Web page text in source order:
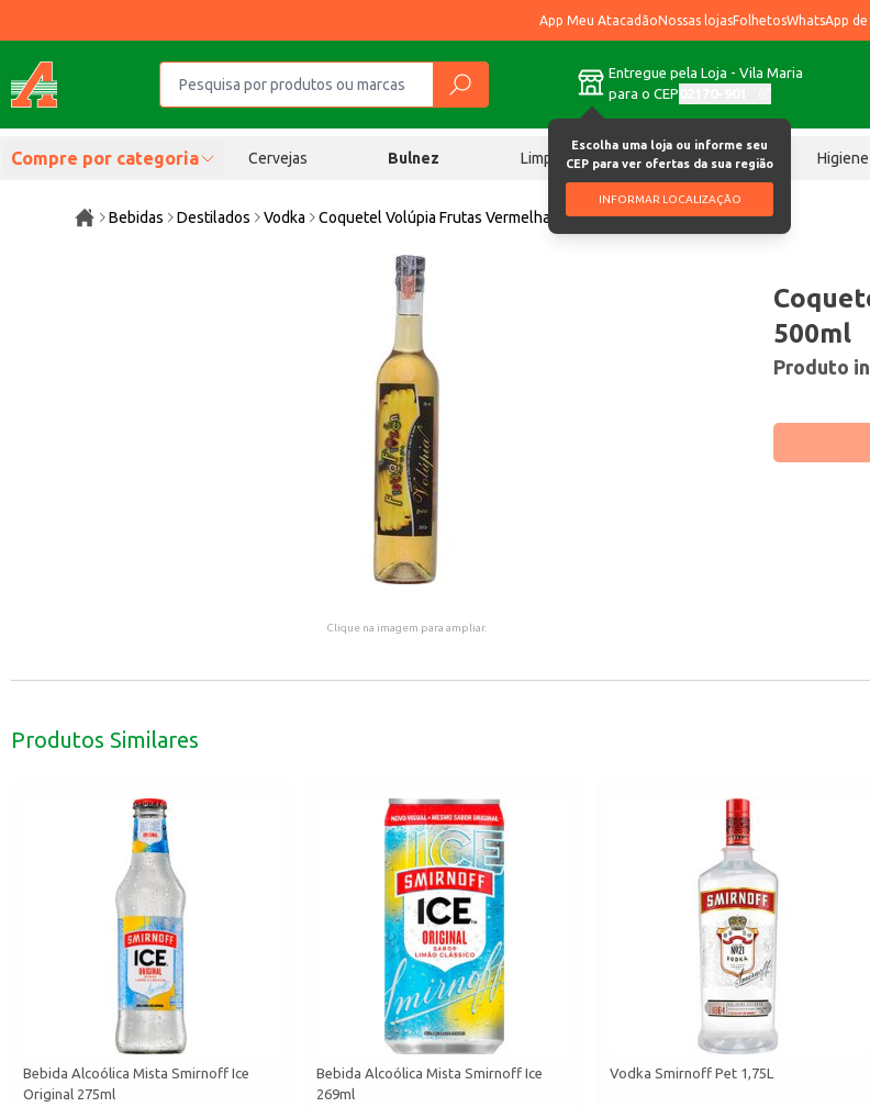
App Meu AtacadãoNossas lojasFolhetosWhatsApp
Entregue pela Loja - Vila Maria
para o CEP
Escolha uma loja ou informe seu
CEP para ver ofertas da sua região
INFORMAR LOCALIZAÇÃO
Compre por categoria Cervejas Bulnez Limpeza Chocolates Higiene
Bebidas Destilados Vodka Coquetel Volúpia Frutas Vermelhas 500ml
Clique na imagem para ampliar.
500ml
Produto
Produtos Similares
Bebida Alcoólica Mista Smirnoff Ice
Original 275ml
Bebida Alcoólica Mista Smirnoff Ice
269ml
Vodka Smirnoff Pet 1,75L